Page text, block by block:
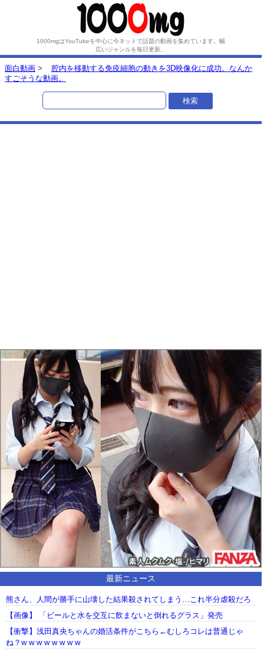
1000mgはYouTubeを中心に今ネットで話題の動画を集めています。 幅
広いジャンルを毎日更新。
面白動画 >
腔内を移動する免疫細胞の動きを3D映像化に成功。なんか
すごそうな動画。
最新ニュース
熊さん、人間が勝手に山壊した結果殺されてしまう…これ半分虐殺だろ
【画像】 「ビールと水を交互に飲まないと倒れるグラス」発売
【衝撃】浅田真央ちゃんの婚活条件がこちら←むしろコレは普通じゃ
ね？w w w w w w w w